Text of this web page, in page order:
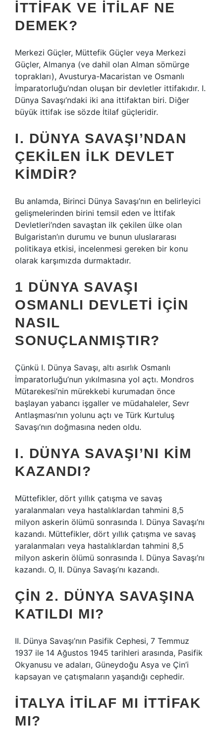
İTTIFAK VE İTILAF NE
DEMEK?
Merkezi Güçler, Müttefik Güçler veya Merkezi
Güçler, Almanya (ve dahil olan Alman sömürge
toprakları), Avusturya-Macaristan ve Osmanlı
İmparatorluğu’ndan oluşan bir devletler ittifakıdır. I.
Dünya Savaşı’ndaki iki ana ittifaktan biri. Diğer
büyük ittifak ise sözde İtilaf güçleridir.
I. DÜNYA SAVAŞI’NDAN
ÇEKILEN ILK DEVLET
KIMDIR?
Bu anlamda, Birinci Dünya Savaşı’nın en belirleyici
gelişmelerinden birini temsil eden ve İttifak
Devletleri’nden savaştan ilk çekilen ülke olan
Bulgaristan’ın durumu ve bunun uluslararası
politikaya etkisi, incelenmesi gereken bir konu
olarak karşımızda durmaktadır.
1 DÜNYA SAVAŞI
OSMANLI DEVLETI IÇIN
NASIL
SONUÇLANMIŞTIR?
Çünkü I. Dünya Savaşı, altı asırlık Osmanlı
İmparatorluğu’nun yıkılmasına yol açtı. Mondros
Mütarekesi’nin mürekkebi kurumadan önce
başlayan yabancı işgaller ve müdahaleler, Sevr
Antlaşması’nın yolunu açtı ve Türk Kurtuluş
Savaşı’nın doğmasına neden oldu.
I. DÜNYA SAVAŞI’NI KIM
KAZANDI?
Müttefikler, dört yıllık çatışma ve savaş
yaralanmaları veya hastalıklardan tahmini 8,5
milyon askerin ölümü sonrasında I. Dünya Savaşı’nı
kazandı. Müttefikler, dört yıllık çatışma ve savaş
yaralanmaları veya hastalıklardan tahmini 8,5
milyon askerin ölümü sonrasında I. Dünya Savaşı’nı
kazandı. O, II. Dünya Savaşı’nı kazandı.
ÇIN 2. DÜNYA SAVAŞINA
KATILDI MI?
II. Dünya Savaşı’nın Pasifik Cephesi, 7 Temmuz
1937 ile 14 Ağustos 1945 tarihleri ​​arasında, Pasifik
Okyanusu ve adaları, Güneydoğu Asya ve Çin’i
kapsayan ve çatışmaların yaşandığı cephedir.
İTALYA İTILAF MI İTTIFAK
MI?